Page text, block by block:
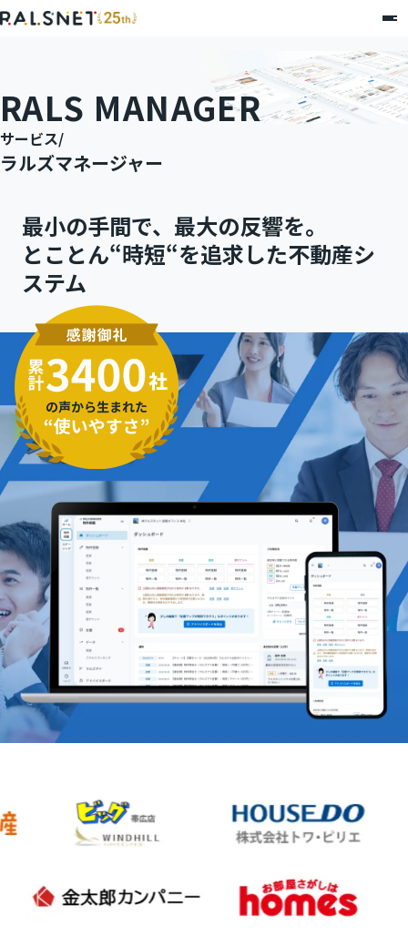
サービス/
ラルズマネージャー
RALS MANAGER
最小の手間で、最大の反響を。
とことん“時短“を追求した不動産シ
ステム